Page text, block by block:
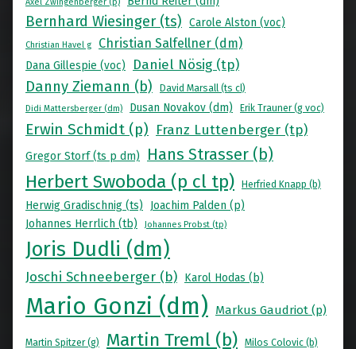
Axel Zwingenberger (p)
Bernhard Wiesinger (ts) Carole Alston (voc)
Christian Havel g Christian Salfellner (dm)
Dana Gillespie (voc) Daniel Nösig (tp)
Danny Ziemann (b) David Marsall (ts cl)
Didi Mattersberger (dm) Dusan Novakov (dm) Erik Trauner (g voc)
Erwin Schmidt (p) Franz Luttenberger (tp)
Gregor Storf (ts p dm) Hans Strasser (b)
Herbert Swoboda (p cl tp) Herfried Knapp (b)
Herwig Gradischnig (ts)
Joachim Palden (p)
Johannes Herrlich (tb)
Johannes Probst (tp)
Joris Dudli (dm)
Joschi Schneeberger (b) Karol Hodas (b)
Mario Gonzi (dm) Markus Gaudriot (p)
Martin Spitzer (g) Martin Treml (b) Milos Colovic (b)